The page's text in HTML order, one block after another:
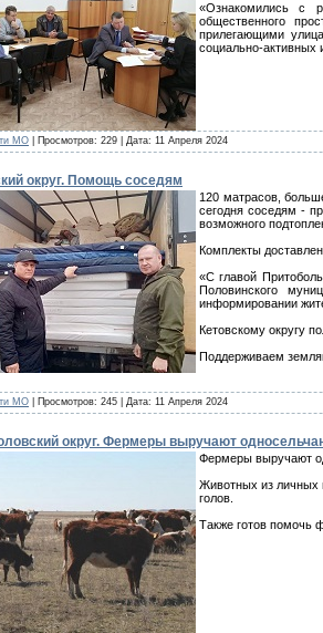
«Ознакомились с
общественного
прилегающими
социально-активных
МО | Просмотров: 229 | Дата: 11 Апреля 2024
округ. Помощь соседям
120 матрасов,
сегодня соседям -
возможного
Комплекты
«С главой
Половинского
информировании
Кетовскому округу
Поддерживаем
МО | Просмотров: 245 | Дата: 11 Апреля 2024
округ. Фермеры выручают
Фермеры выручают
Животных из личных
голов.
Также готов помочь